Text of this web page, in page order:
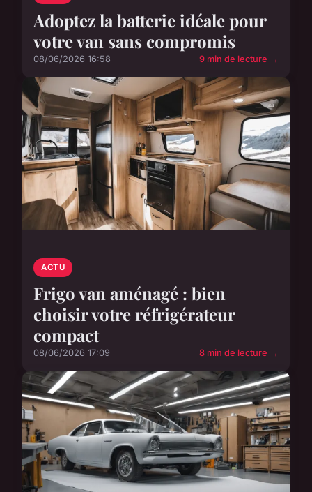
Adoptez la batterie idéale pour
votre van sans compromis
08/06/2026 16:58 9 min de lecture →
ACTU
Frigo van aménagé : bien
choisir votre réfrigérateur
compact
08/06/2026 17:09 8 min de lecture →